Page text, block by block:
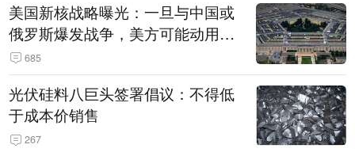
美国新核战略曝光：一旦与中国或
俄罗斯爆发战争，美方可能动用战
术核武器
685
光伏硅料八巨头签署倡议：不得低
于成本价销售
267